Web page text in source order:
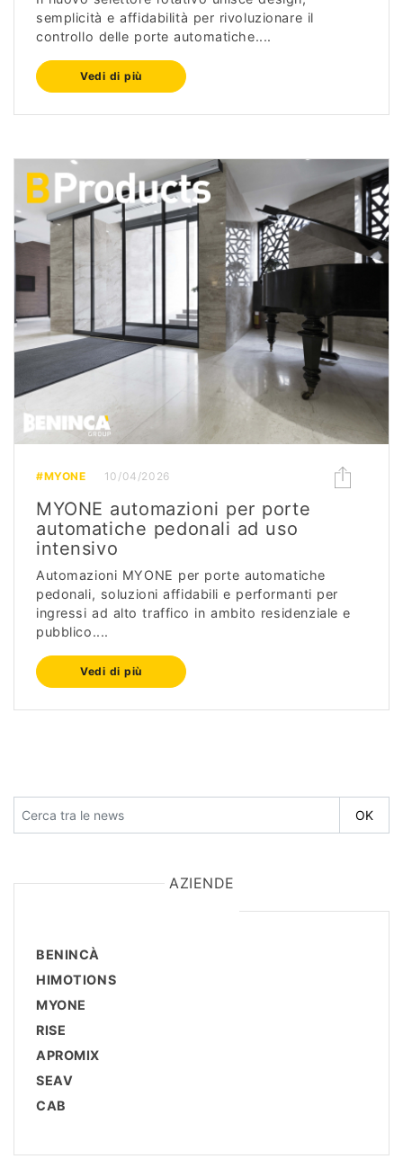
semplicità e affidabilità per rivoluzionare il
controllo delle porte automatiche....
Vedi di più
#MYONE 10/04/2026
MYONE automazioni per porte
automatiche pedonali ad uso
intensivo
Automazioni MYONE per porte automatiche
pedonali, soluzioni affidabili e performanti per
ingressi ad alto traffico in ambito residenziale e
pubblico....
Vedi di più
AZIENDE
BENINCÀ
HIMOTIONS
MYONE
RISE
APROMIX
SEAV
CAB